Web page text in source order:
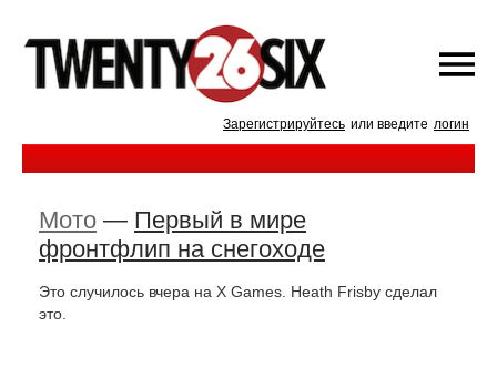
Зарегистрируйтесь или введите логин
Мото — Первый в мире
фронтфлип на снегоходе
Это случилось вчера на X Games. Heath Frisby сделал
это.